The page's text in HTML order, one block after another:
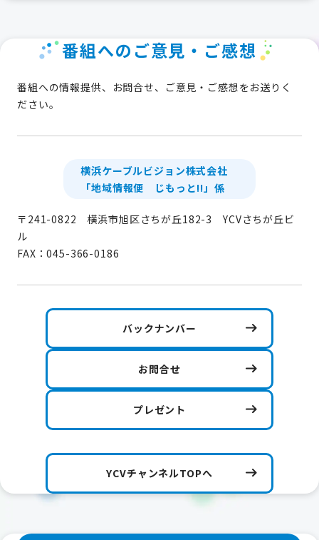
番組へのご意見・ご感想
番組への情報提供、お問合せ、ご意見・ご感想をお送りく
ださい。
横浜ケーブルビジョン株式会社
「地域情報便 じもっと!!」係
〒241-0822 横浜市旭区さちが丘182-3 YCVさちが丘ビ
ル
FAX：045-366-0186
バックナンバー
お問合せ
プレゼント
YCVチャンネルTOPへ